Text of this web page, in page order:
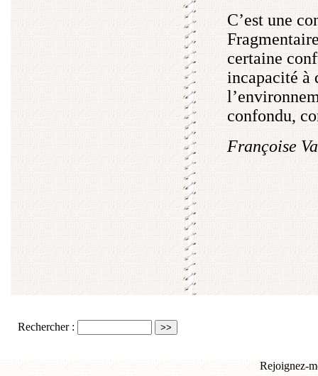
C’est une
certaine
incapacité à
confondu,
Françoise
Rechercher :
Rejoignez-